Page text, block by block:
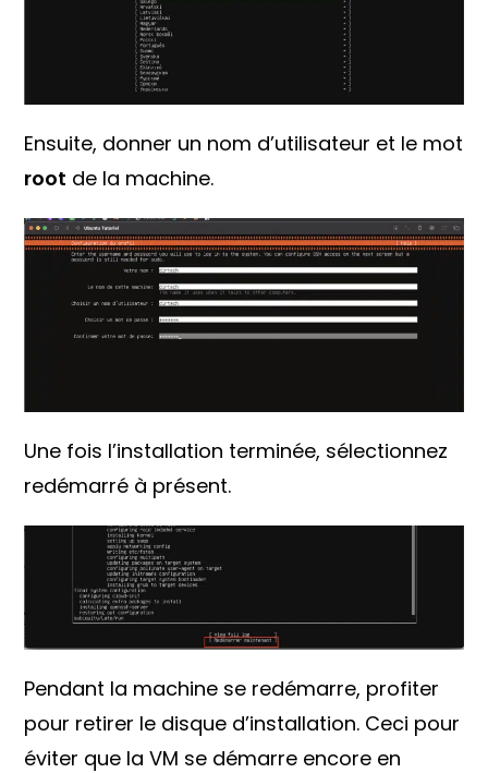
Ensuite, donner un nom d’utilisateur et le mot
root de la machine.
Une fois l’installation terminée, sélectionnez
redémarré à présent.
Pendant la machine se redémarre, profiter
pour retirer le disque d’installation. Ceci pour
éviter que la VM se démarre encore en